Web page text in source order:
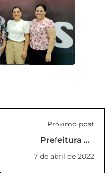
Próximo post
Prefeitura de
Guarantã recebe
7 de abril de 2022